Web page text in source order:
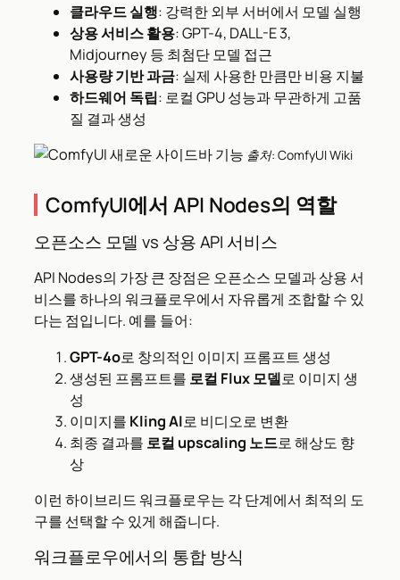
클라우드 실행: 강력한 외부 서버에서 모델 실행
상용 서비스 활용: GPT-4, DALL-E 3,
Midjourney 등 최첨단 모델 접근
사용량 기반 과금: 실제 사용한 만큼만 비용 지불
하드웨어 독립: 로컬 GPU 성능과 무관하게 고품
질 결과 생성
출처: ComfyUI Wiki
ComfyUI에서 API Nodes의 역할
오픈소스 모델 vs 상용 API 서비스
API Nodes의 가장 큰 장점은 오픈소스 모델과 상용 서
비스를 하나의 워크플로우에서 자유롭게 조합할 수 있
다는 점입니다. 예를 들어:
GPT-4o로 창의적인 이미지 프롬프트 생성
생성된 프롬프트를 로컬 Flux 모델로 이미지 생
성
이미지를 Kling AI로 비디오로 변환
최종 결과를 로컬 upscaling 노드로 해상도 향
상
이런 하이브리드 워크플로우는 각 단계에서 최적의 도
구를 선택할 수 있게 해줍니다.
워크플로우에서의 통합 방식